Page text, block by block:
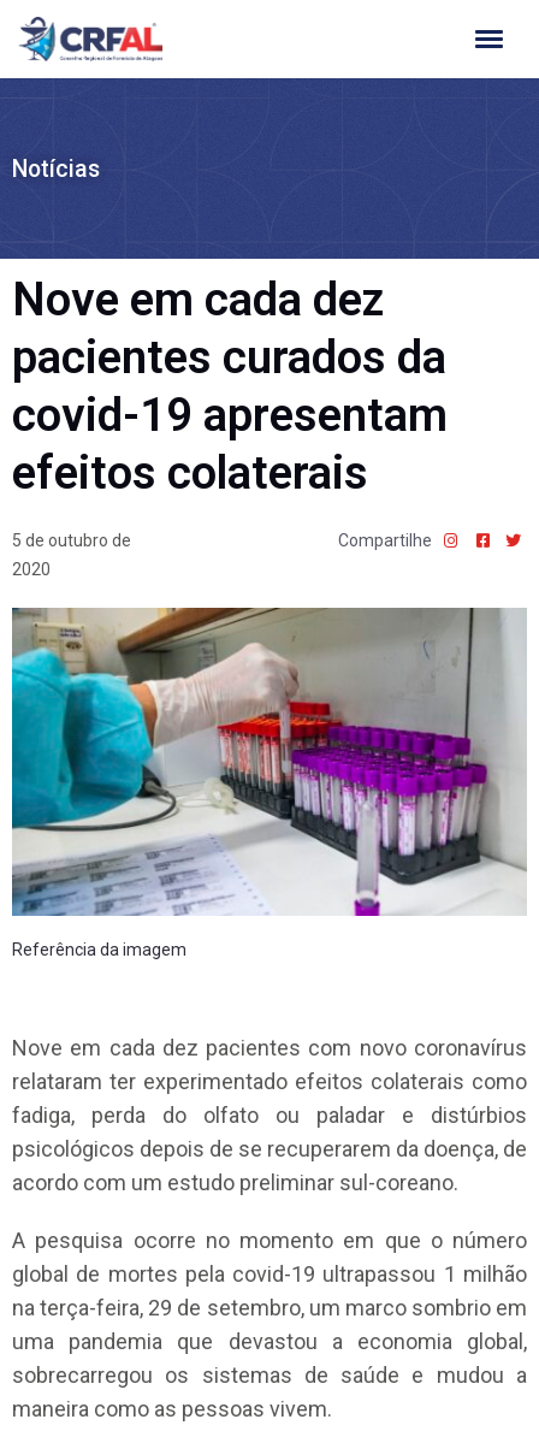
Ir
para
Notícias
Nove em cada dez
pacientes curados da
covid-19 apresentam
efeitos colaterais
5 de outubro de
2020
Compartilhe
Referência da imagem
Nove em cada dez pacientes com novo coronavírus
relataram ter experimentado efeitos colaterais como
fadiga, perda do olfato ou paladar e distúrbios
psicológicos depois de se recuperarem da doença, de
acordo com um estudo preliminar sul-coreano.
A pesquisa ocorre no momento em que o número
global de mortes pela covid-19 ultrapassou 1 milhão
na terça-feira, 29 de setembro, um marco sombrio em
uma pandemia que devastou a economia global,
sobrecarregou os sistemas de saúde e mudou a
maneira como as pessoas vivem.